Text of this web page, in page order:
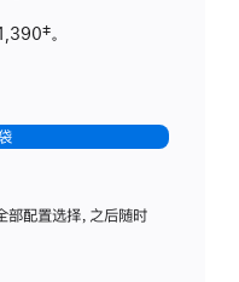
脚
‡。
部配置选择，之后随时